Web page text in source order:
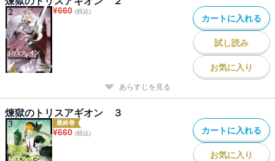
¥660 (税込)
カートに入れる
試し読み
お気に入り
あらすじを見る
煉獄のトリスアギオン ３
最終巻
¥660 (税込) カートに入れる
お気に入り